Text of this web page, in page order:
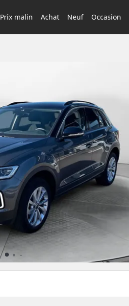
Prix malin Achat Neuf Occasion